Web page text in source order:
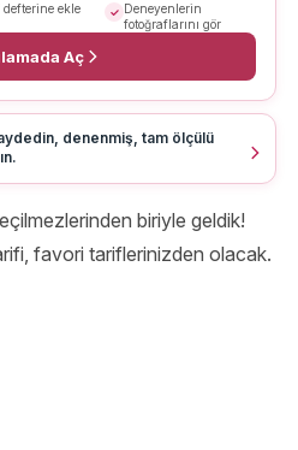
ekle
Deneyenlerin
fotoğraflarını gör
Aç
denenmiş, tam ölçülü
biriyle geldik!
favori tariflerinizden olacak.